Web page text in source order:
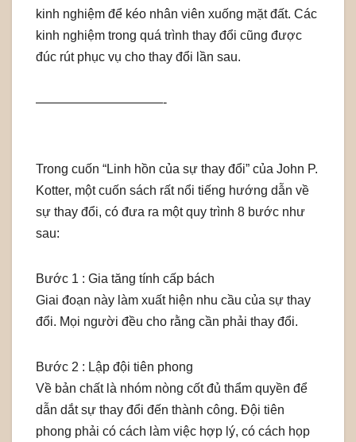
kinh nghiệm để kéo nhân viên xuống mặt đất. Các
kinh nghiệm trong quá trình thay đổi cũng được
đúc rút phục vụ cho thay đổi lần sau.
——————————-
Trong cuốn “Linh hồn của sự thay đổi” của John P.
Kotter, một cuốn sách rất nổi tiếng hướng dẫn về
sự thay đổi, có đưa ra một quy trình 8 bước như
sau:
Bước 1 : Gia tăng tính cấp bách
Giai đoạn này làm xuất hiện nhu cầu của sự thay
đổi. Mọi người đều cho rằng cần phải thay đổi.
Bước 2 : Lập đội tiên phong
Về bản chất là nhóm nòng cốt đủ thẩm quyền để
dẫn dắt sự thay đổi đến thành công. Đội tiên
phong phải có cách làm việc hợp lý, có cách họp